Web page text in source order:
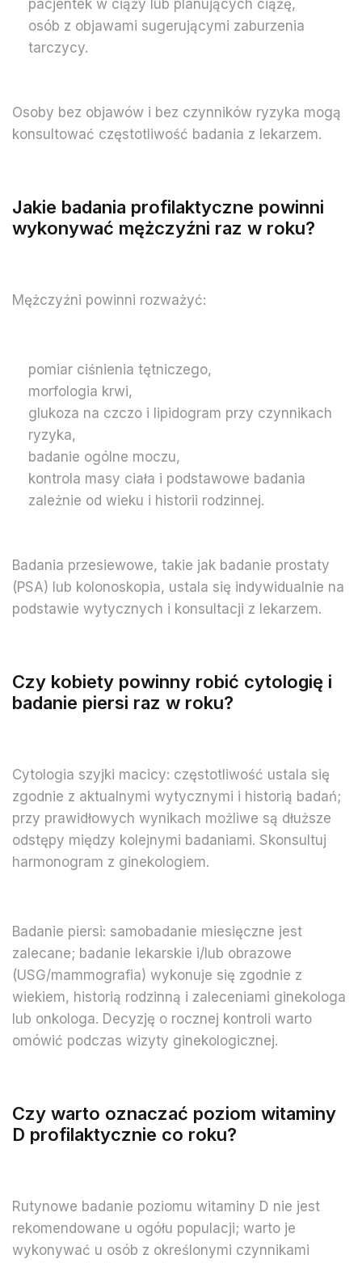
pacjentek w ciąży lub planujących ciążę,
osób z objawami sugerującymi zaburzenia
tarczycy.
Osoby bez objawów i bez czynników ryzyka mogą
konsultować częstotliwość badania z lekarzem.
Jakie badania profilaktyczne powinni
wykonywać mężczyźni raz w roku?
Mężczyźni powinni rozważyć:
pomiar ciśnienia tętniczego,
morfologia krwi,
glukoza na czczo i lipidogram przy czynnikach
ryzyka,
badanie ogólne moczu,
kontrola masy ciała i podstawowe badania
zależnie od wieku i historii rodzinnej.
Badania przesiewowe, takie jak badanie prostaty
(PSA) lub kolonoskopia, ustala się indywidualnie na
podstawie wytycznych i konsultacji z lekarzem.
Czy kobiety powinny robić cytologię i
badanie piersi raz w roku?
Cytologia szyjki macicy: częstotliwość ustala się
zgodnie z aktualnymi wytycznymi i historią badań;
przy prawidłowych wynikach możliwe są dłuższe
odstępy między kolejnymi badaniami. Skonsultuj
harmonogram z ginekologiem.
Badanie piersi: samobadanie miesięczne jest
zalecane; badanie lekarskie i/lub obrazowe
(USG/mammografia) wykonuje się zgodnie z
wiekiem, historią rodzinną i zaleceniami ginekologa
lub onkologa. Decyzję o rocznej kontroli warto
omówić podczas wizyty ginekologicznej.
Czy warto oznaczać poziom witaminy
D profilaktycznie co roku?
Rutynowe badanie poziomu witaminy D nie jest
rekomendowane u ogółu populacji; warto je
wykonywać u osób z określonymi czynnikami